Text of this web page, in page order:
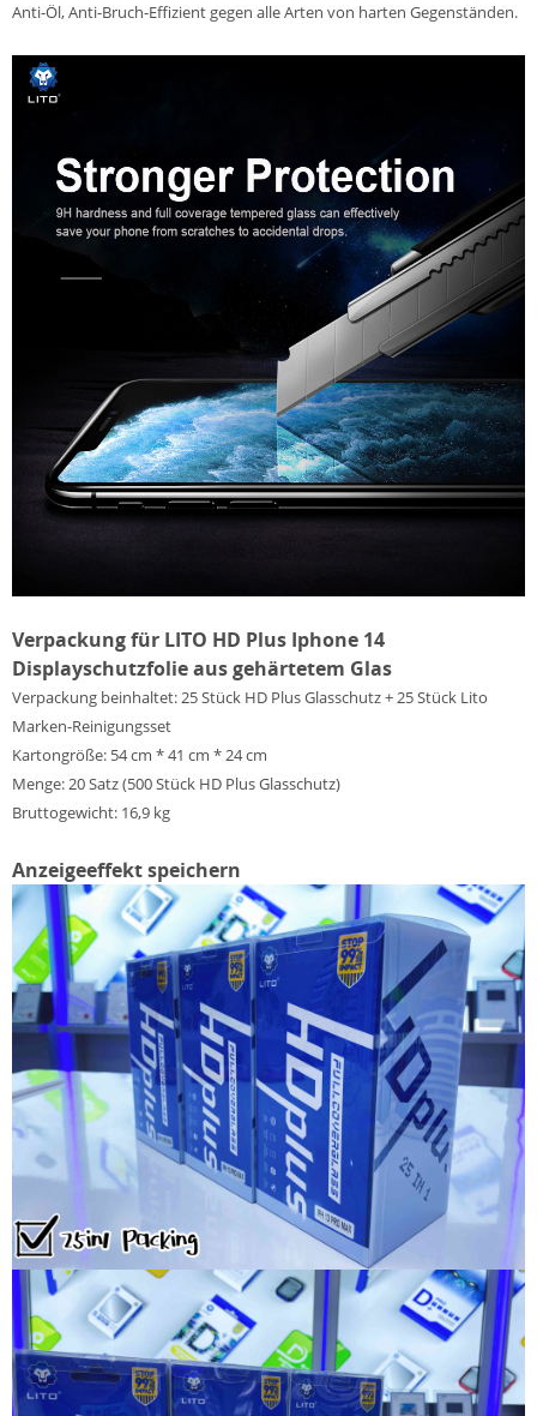
Anti-Öl, Anti-Bruch-Effizient gegen alle Arten von harten Gegenständen.
Verpackung für LITO HD Plus Iphone 14
Displayschutzfolie aus gehärtetem Glas
Verpackung beinhaltet: 25 Stück HD Plus Glasschutz + 25 Stück Lito
Marken-Reinigungsset
Kartongröße: 54 cm * 41 cm * 24 cm
Menge: 20 Satz (500 Stück HD Plus Glasschutz)
Bruttogewicht: 16,9 kg
Anzeigeeffekt speichern